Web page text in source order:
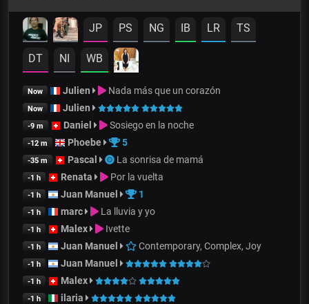
JP PS NG IB LR TS
DT NI WB
Now Julien Nada más que un corazón
Now Julien
-9 m Daniel Sosiego en la noche
-12 m Phoebe 5
-35 m Pascal La sonrisa de mamá
-1 h Renata Por la vuelta
-1 h Juan Manuel 1
-1 h marc La lluvia y yo
-1 h Malex Ivette
-1 h Juan Manuel Contemporary, Complex, Joy
-1 h Juan Manuel
-1 h Malex
-1 h ilaria